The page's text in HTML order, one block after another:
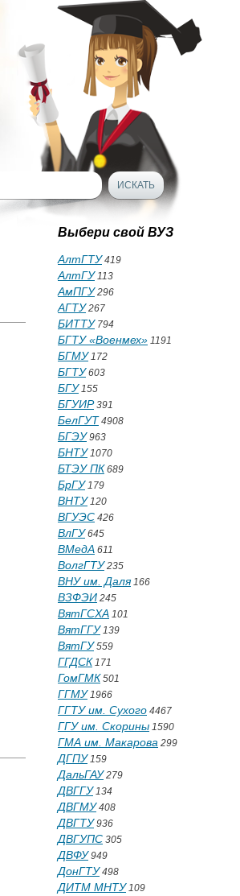
Выбери свой ВУЗ
АлтГТУ419
АлтГУ113
АмПГУ296
АГТУ267
БИТТУ794
БГТУ «Военмех» 1191
БГМУ172
БГТУ603
БГУ155
БГУИР391
БелГУТ 4908
БГЭУ963
БНТУ1070
БТЭУ ПК 689
БрГУ179
ВНТУ120
ВГУЭС 426
ВлГУ645
ВМедА 611
ВолгГТУ235
ВНУ им. Даля166
ВЗФЭИ 245
ВятГСХА 101
ВятГГУ139
ВятГУ559
ГГДСК 171
ГомГМК 501
ГГМУ1966
ГГТУ им. Сухого 4467
ГГУ им. Скорины 1590
ГМА им. Макарова 299
ДГПУ159
ДальГАУ279
ДВГГУ134
ДВГМУ408
ДВГТУ936
ДВГУПС 305
ДВФУ949
ДонГТУ498
ДИТМ МНТУ109